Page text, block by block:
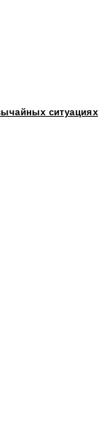
ситуациях